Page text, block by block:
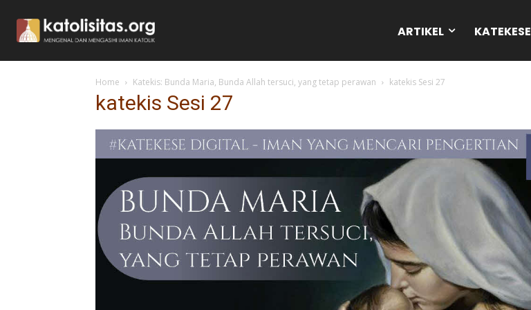
ARTIKEL KATEKESE
Home Katekis: Bunda Maria, Bunda Allah tersuci, yang tetap perawan katekis Sesi 27
katekis Sesi 27